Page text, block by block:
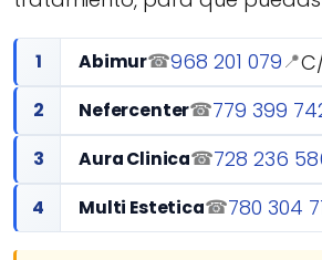
1 Abimur☎968 201 079📍
2 Nefercenter☎779 399
3 Aura Clinica☎728 236
4 Multi Estetica☎780 304